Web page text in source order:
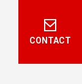
CONTACT